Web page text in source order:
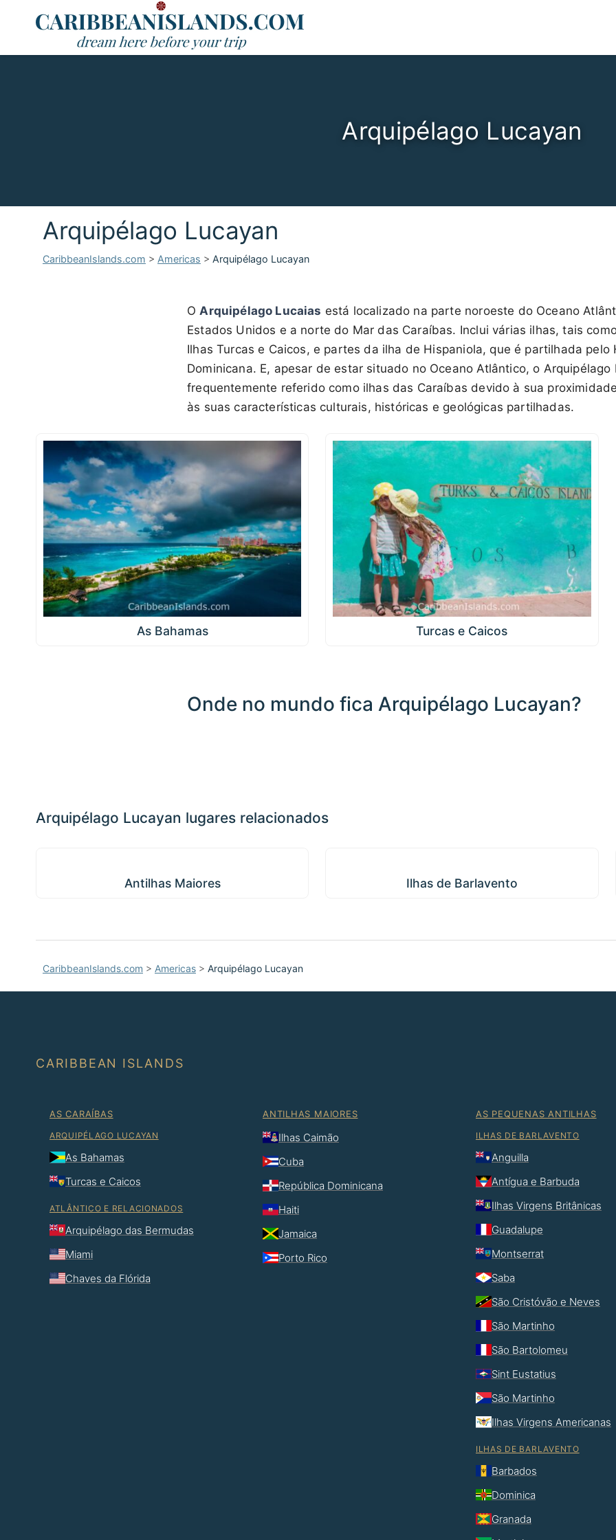
Arquipélago Lucayan
Arquipélago Lucayan
CaribbeanIslands.com > Americas > Arquipélago Lucayan
OArquipélago Lucaias está localizado na parte noroeste do Oceano
Estados Unidos e a norte do Mar das Caraíbas. Inclui várias ilhas, tais
Ilhas Turcas e Caicos, e partes da ilha de Hispaniola, que é partilhada pelo
Dominicana. E, apesar de estar situado no Oceano Atlântico, o Arquipélago
frequentemente referido como ilhas das Caraíbas devido à sua
às suas características culturais, históricas e geológicas partilhadas.
As Bahamas Turcas e Caicos
Onde no mundo fica Arquipélago Lucayan?
1000 km / 621.4 mi
Arquipélago Lucayan lugares relacionados
Antilhas Maiores Ilhas de Barlavento
CaribbeanIslands.com > Americas > Arquipélago Lucayan
CARIBBEAN ISLANDS
AS CARAÍBAS
ARQUIPÉLAGO LUCAYAN
As Bahamas
Turcas e Caicos
ATLÂNTICO E RELACIONADOS
Arquipélago das Bermudas
Miami
Chaves da Flórida
ANTILHAS MAIORES
Ilhas Caimão
Cuba
República Dominicana
Haiti
Jamaica
Porto Rico
AS PEQUENAS ANTILHAS
ILHAS DE BARLAVENTO
Anguilla
Antígua e Barbuda
Ilhas Virgens Britânicas
Guadalupe
Montserrat
Saba
São Cristóvão e Neves
São Martinho
São Bartolomeu
Sint Eustatius
São Martinho
Ilhas Virgens Americanas
ILHAS DE BARLAVENTO
Barbados
Dominica
Granada